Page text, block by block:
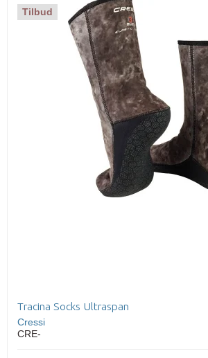
Tilbud
Tracina Socks Ultraspan
Cressi
CRE-